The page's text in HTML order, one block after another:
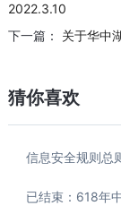
2022.3.10
下一篇：
关于华中
猜你喜欢
信息安全规则总
已结束：618年